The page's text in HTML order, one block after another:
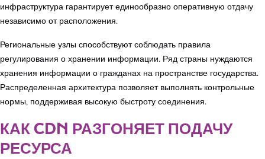
инфраструктура гарантирует единообразно оперативную отдачу
независимо от расположения.
Региональные узлы способствуют соблюдать правила
регулирования о хранении информации. Ряд страны нуждаются
хранения информации о гражданах на пространстве государства.
Распределенная архитектура позволяет выполнять контрольные
нормы, поддерживая высокую быстроту соединения.
КАК CDN РАЗГОНЯЕТ ПОДАЧУ
РЕСУРСА